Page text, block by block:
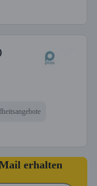
erhalten